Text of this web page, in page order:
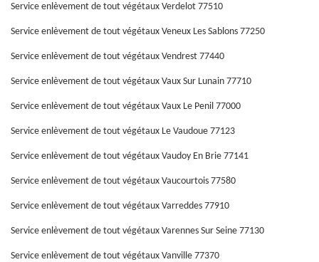
Service enlèvement de tout végétaux Verdelot 77510
Service enlèvement de tout végétaux Veneux Les Sablons 77250
Service enlèvement de tout végétaux Vendrest 77440
Service enlèvement de tout végétaux Vaux Sur Lunain 77710
Service enlèvement de tout végétaux Vaux Le Penil 77000
Service enlèvement de tout végétaux Le Vaudoue 77123
Service enlèvement de tout végétaux Vaudoy En Brie 77141
Service enlèvement de tout végétaux Vaucourtois 77580
Service enlèvement de tout végétaux Varreddes 77910
Service enlèvement de tout végétaux Varennes Sur Seine 77130
Service enlèvement de tout végétaux Vanville 77370